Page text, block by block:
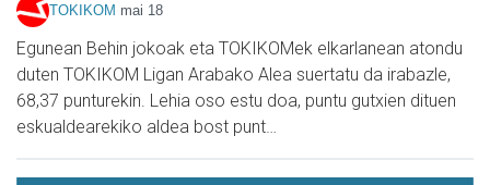
TOKIKOM mai 18
Egunean Behin jokoak eta TOKIKOMek elkarlanean atondu
duten TOKIKOM Ligan Arabako Alea suertatu da irabazle,
68,37 punturekin. Lehia oso estu doa, puntu gutxien dituen
eskualdearekiko aldea bost punt…